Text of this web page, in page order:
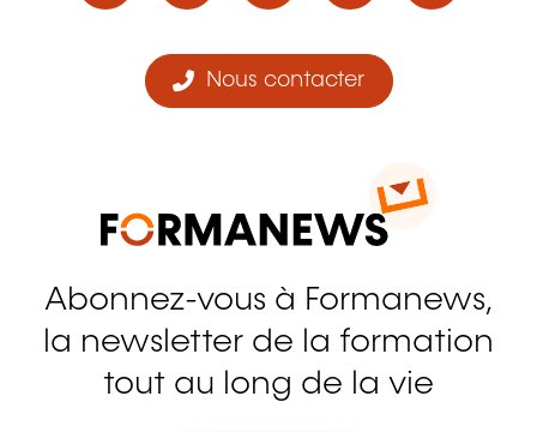
Nous contacter
Abonnez-vous à Formanews,
la newsletter de la formation
tout au long de la vie